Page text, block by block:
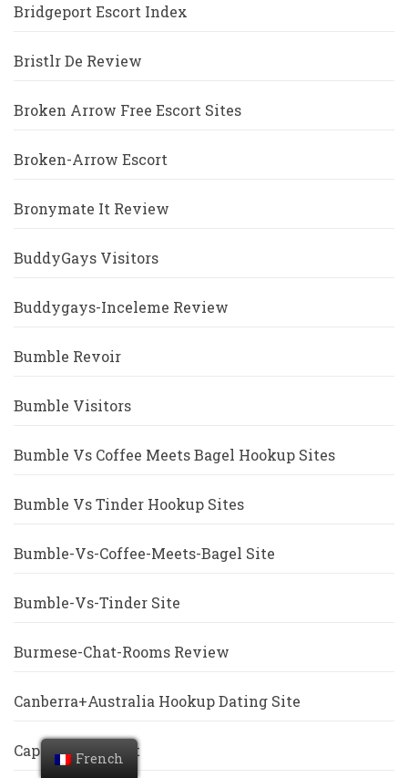
Bridgeport Escort Index
Bristlr De Review
Broken Arrow Free Escort Sites
Broken-Arrow Escort
Bronymate It Review
BuddyGays Visitors
Buddygays-Inceleme Review
Bumble Revoir
Bumble Visitors
Bumble Vs Coffee Meets Bagel Hookup Sites
Bumble Vs Tinder Hookup Sites
Bumble-Vs-Coffee-Meets-Bagel Site
Bumble-Vs-Tinder Site
Burmese-Chat-Rooms Review
Canberra+Australia Hookup Dating Site
Cape-Coral Escort
French